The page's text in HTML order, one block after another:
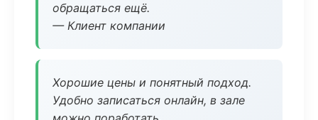
обращаться ещё.
— Клиент компании
Хорошие цены и понятный подход.
Удобно записаться онлайн, в зале